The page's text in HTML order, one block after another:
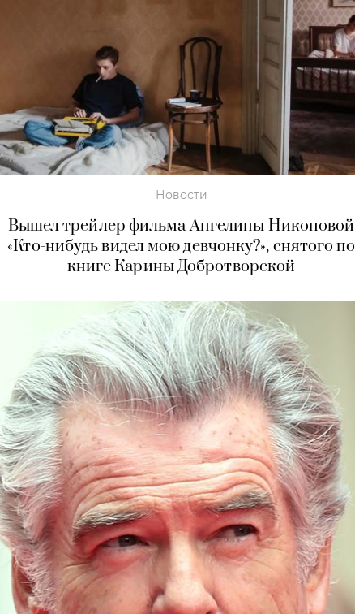
Новости
Вышел трейлер фильма Ангелины Никоновой
«Кто-нибудь видел мою девчонку?», снятого по
книге Карины Добротворской